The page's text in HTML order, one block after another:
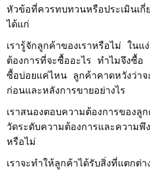
หัวข้อที่ควรทบทวนหรือประเมินเกี่
ได้แก่
เรารู้จักลูกค้าของเราหรือไม่ ใน
ต้องการที่จะซื้ออะไร ทำไมจึงซื้อ
ซื้อบ่อยแค่ไหน ลูกค้าคาดหวังว่าจ
ก่อนและหลังการขายอย่างไร
เราสนองตอบความต้องการของลู
วัดระดับความต้องการและความพึ
หรือไม่
เราจะทำให้ลูกค้าได้รับสิ่งที่แตกต่